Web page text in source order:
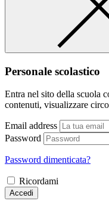
Personale scolastico
Entra nel sito della scuola
contenuti, visualizzare
Email address
Password
Password dimenticata?
Ricordami
Accedi